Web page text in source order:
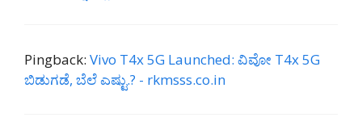
Pingback: Vivo T4x 5G Launched: ವಿವೋ T4x 5G
ಬಿಡುಗಡೆ, ಬೆಲೆ ಎಷ್ಟು.? - rkmsss.co.in